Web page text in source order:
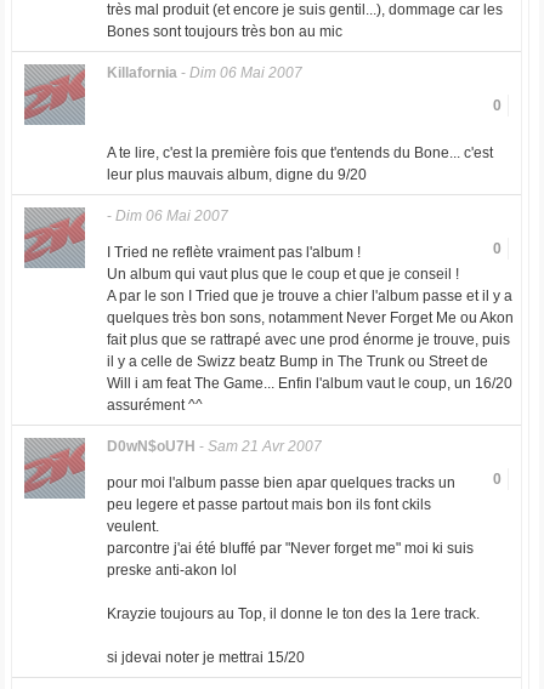
très mal produit (et encore je suis gentil...), dommage car les
Bones sont toujours très bon au mic
Killafornia- Dim 06 Mai 2007
0
A te lire, c'est la première fois que t'entends du Bone... c'est
leur plus mauvais album, digne du 9/20
- Dim 06 Mai 2007
0
I Tried ne reflète vraiment pas l'album !
Un album qui vaut plus que le coup et que je conseil !
A par le son I Tried que je trouve a chier l'album passe et il y a
quelques très bon sons, notamment Never Forget Me ou Akon
fait plus que se rattrapé avec une prod énorme je trouve, puis
il y a celle de Swizz beatz Bump in The Trunk ou Street de
Will i am feat The Game... Enfin l'album vaut le coup, un 16/20
assurément ^^
D0wN$oU7H - Sam 21 Avr 2007
0
pour moi l'album passe bien apar quelques tracks un
peu legere et passe partout mais bon ils font ckils
veulent.
parcontre j'ai été bluffé par "Never forget me" moi ki suis
preske anti-akon lol
Krayzie toujours au Top, il donne le ton des la 1ere track.
si jdevai noter je mettrai 15/20